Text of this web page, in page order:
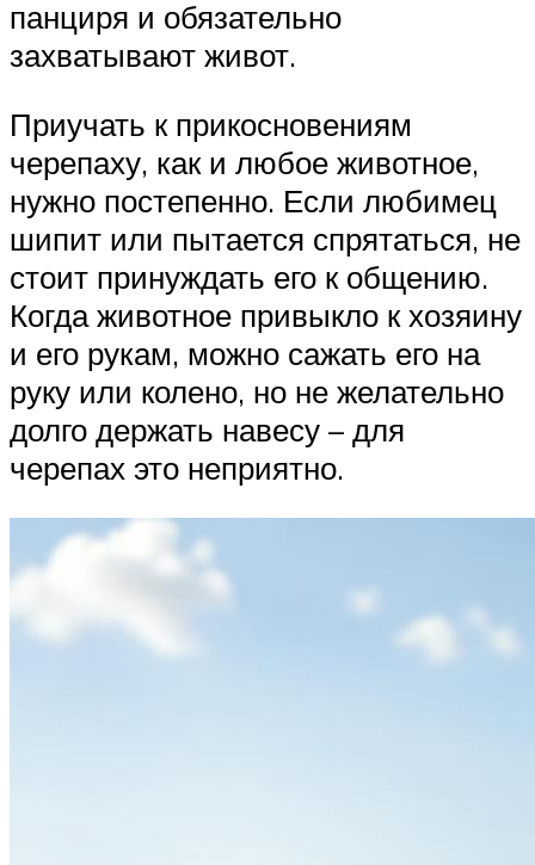
панциря и обязательно
захватывают живот.
Приучать к прикосновениям
черепаху, как и любое животное,
нужно постепенно. Если любимец
шипит или пытается спрятаться, не
стоит принуждать его к общению.
Когда животное привыкло к хозяину
и его рукам, можно сажать его на
руку или колено, но не желательно
долго держать навесу – для
черепах это неприятно.